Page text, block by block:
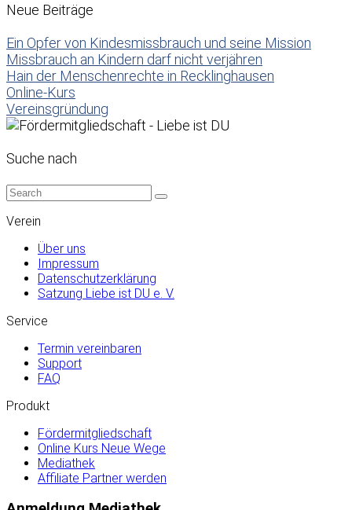
Neue Beiträge
Ein Opfer von Kindesmissbrauch und seine Mission
Missbrauch an Kindern darf nicht verjähren
Hain der Menschenrechte in Recklinghausen
Online-Kurs
Vereinsgründung
Suche nach
Verein
Über uns
Impressum
Datenschutzerklärung
Satzung Liebe ist DU e. V.
Service
Termin vereinbaren
Support
FAQ
Produkt
Fördermitgliedschaft
Online Kurs Neue Wege
Mediathek
Affiliate Partner werden